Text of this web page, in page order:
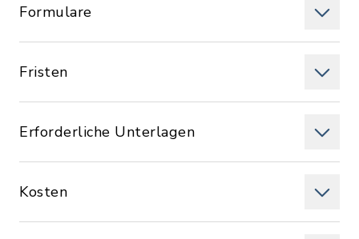
Formulare
Fristen
Erforderliche Unterlagen
Kosten